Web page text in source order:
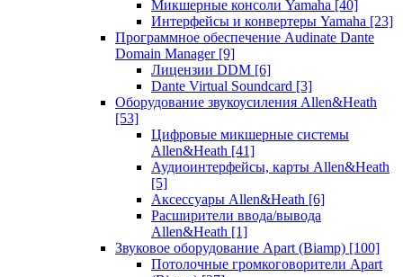
Микшерные консоли Yamaha [40]
Интерфейсы и конвертеры Yamaha [23]
Программное обеспечение Audinate Dante
Domain Manager [9]
Лицензии DDM [6]
Dante Virtual Soundcard [3]
Оборудование звукоусиления Allen&Heath
[53]
Цифровые микшерные системы
Allen&Heath [41]
Аудиоинтерфейсы, карты Allen&Heath
[5]
Аксессуары Allen&Heath [6]
Расширители ввода/вывода
Allen&Heath [1]
Звуковое оборудование Apart (Biamp) [100]
Потолочные громкоговорители Apart